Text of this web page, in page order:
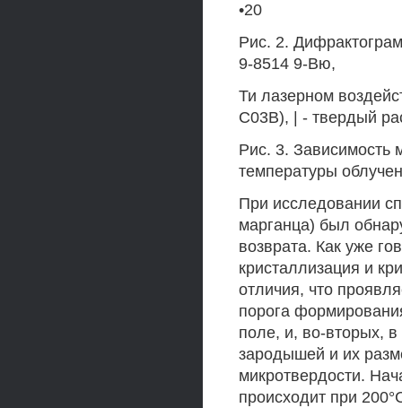
•20
Рис. 2.
9-8514 9-Вю,
Ти лазерном
С03В), | - твердый
Рис. 3. Зависимость
температуры
При исследовании
марганца) был
возврата. Как уже
кристаллизация и
отличия, что
порога
поле, и, во-вторых, в
зародышей и их
микротвердости.
происходит при